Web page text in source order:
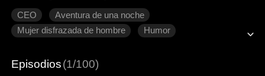
CEO
Aventura de una noche
Mujer disfrazada de hombre
Humor
Episodios(1/100)